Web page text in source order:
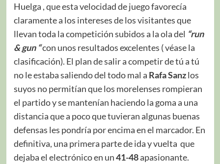
Huelga , que esta velocidad de juego favorecía
claramente a los intereses de los visitantes que
llevan toda la competición subidos a la ola del “run
& gun “con unos resultados excelentes ( véase la
clasificación). El plan de salir a competir de tú a tú
no le estaba saliendo del todo mal a Rafa Sanzlos
suyos no permitían que los morelenses rompieran
el partido y se mantenían haciendo la goma a una
distancia que a poco que tuvieran algunas buenas
defensas les pondría por encima en el marcador. En
definitiva, una primera parte de ida y vuelta que
dejaba el electrónico en un41-48apasionante.